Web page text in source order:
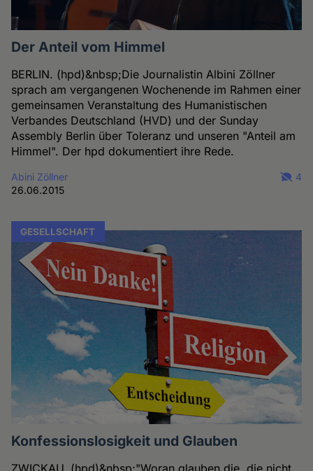
Der Anteil vom Himmel
BERLIN. (hpd)&nbsp;Die Journalistin Albini Zöllner
sprach am vergangenen Wochenende im Rahmen einer
gemeinsamen Veranstaltung des Humanistischen
Verbandes Deutschland (HVD) und der Sunday
Assembly Berlin über Toleranz und unseren "Anteil am
Himmel". Der hpd dokumentiert ihre Rede.
Abini Zöllner
26.06.2015
4
GESELLSCHAFT
Konfessionslosigkeit und Glauben